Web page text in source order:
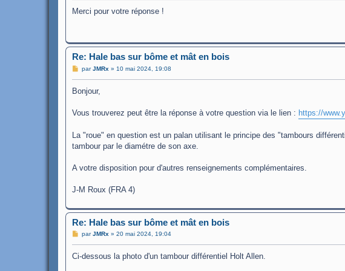
s
Merci pour votre réponse !
Re: Hale bas sur bôme et mât en bois
M
s
e
parJMRx » 10 mai 2024, 19:08
Bonjour,
Vous trouverez peut être la réponse à votre question via le lien : https://
La "roue" en question est un palan utilisant le principe des "tambours
tambour par le diamétre de son axe.
A votre disposition pour d'autres renseignements complémentaires.
J-M Roux (FRA 4)
Re: Hale bas sur bôme et mât en bois
M
s
parJMRx » 20 mai 2024, 19:04
Ci-dessous la photo d'un tambour différentiel Holt Allen.